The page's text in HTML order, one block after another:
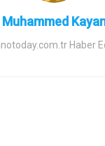
Muhammed
Haber